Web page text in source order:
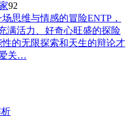
92
思维与情感的冒险ENTP，
满活力、好奇心旺盛的探险
的无限探索和天生的辩论才
关…